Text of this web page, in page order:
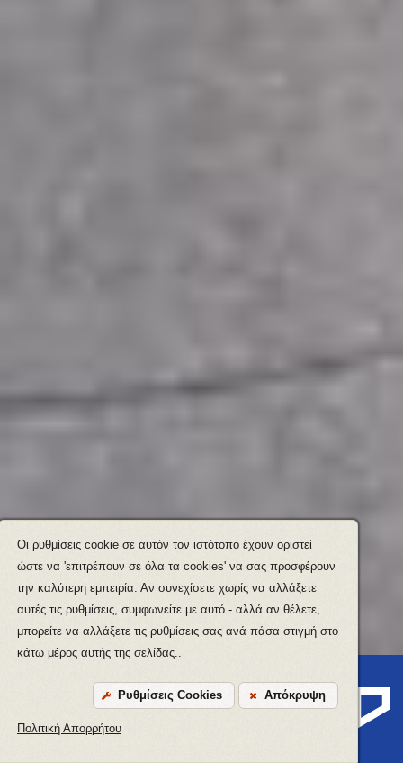
Privacy Policy
Οι ρυθμίσεις cookie σε αυτόν τον ιστότοπο έχουν οριστεί
ώστε να 'επιτρέπουν σε όλα τα cookies' να σας προσφέρουν
την καλύτερη εμπειρία. Αν συνεχίσετε χωρίς να αλλάξετε
αυτές τις ρυθμίσεις, συμφωνείτε με αυτό - αλλά αν θέλετε,
μπορείτε να αλλάξετε τις ρυθμίσεις σας ανά πάσα στιγμή στο
κάτω μέρος αυτής της σελίδας..
Ρυθμίσεις Cookies Απόκρυψη
Πολιτική Απορρήτου